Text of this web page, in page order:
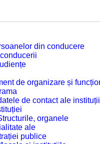
din conducere
de organizare și
de contact ale
organele
ale
publice